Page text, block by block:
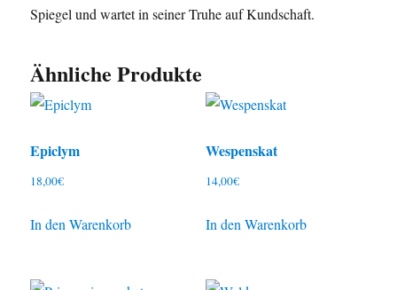
Spiegel und wartet in seiner Truhe auf Kundschaft.
Ähnliche Produkte
Epiclym
18,00€
In den Warenkorb
Wespenskat
14,00€
In den Warenkorb